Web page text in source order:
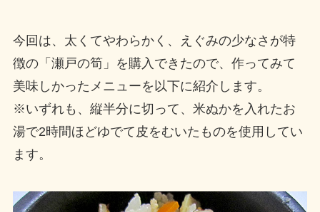
今回は、太くてやわらかく、えぐみの少なさが特
徴の「瀬戸の筍」を購入できたので、作ってみて
美味しかったメニューを以下に紹介します。
※いずれも、縦半分に切って、米ぬかを入れたお
湯で2時間ほどゆでて皮をむいたものを使用してい
ます。